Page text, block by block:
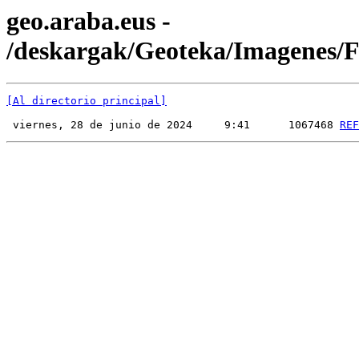
geo.araba.eus -
/deskargak/Geoteka/Imagenes/
[Al directorio principal]
viernes, 28 de junio de 2024     9:41      1067468